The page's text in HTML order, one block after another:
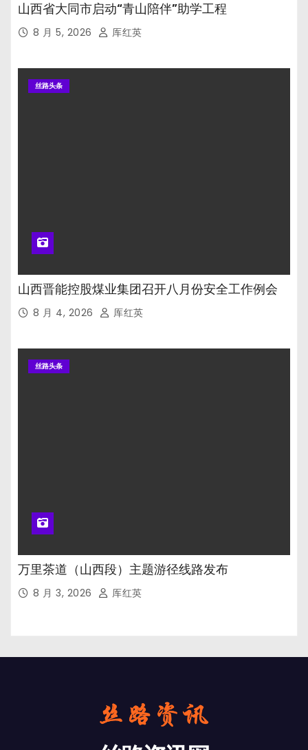
山西省大同市启动“青山陪伴”助学工程
8 月 5, 2026 厍红英
丝路头条
山西晋能控股煤业集团召开八月份安全工作例会
8 月 4, 2026 厍红英
丝路头条
万里茶道（山西段）主题游径线路发布
8 月 3, 2026 厍红英